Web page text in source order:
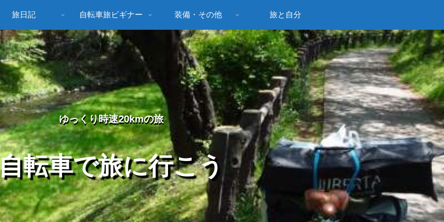
ゆっくり時速20kmの旅
転車で旅に行こう
旅日記 自転車旅ビギナー 装備・その他 旅と自分